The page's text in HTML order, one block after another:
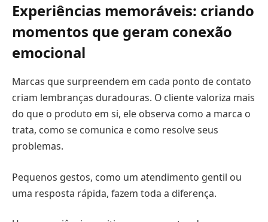
Experiências memoráveis: criando
momentos que geram conexão
emocional
Marcas que surpreendem em cada ponto de contato
criam lembranças duradouras. O cliente valoriza mais
do que o produto em si, ele observa como a marca o
trata, como se comunica e como resolve seus
problemas.
Pequenos gestos, como um atendimento gentil ou
uma resposta rápida, fazem toda a diferença.